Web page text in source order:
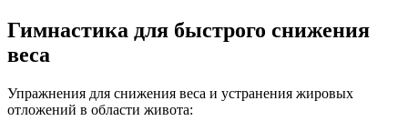
Гимнастика для быстрого снижения
веса
Упражнения для снижения веса и устранения жировых
отложений в области живота: